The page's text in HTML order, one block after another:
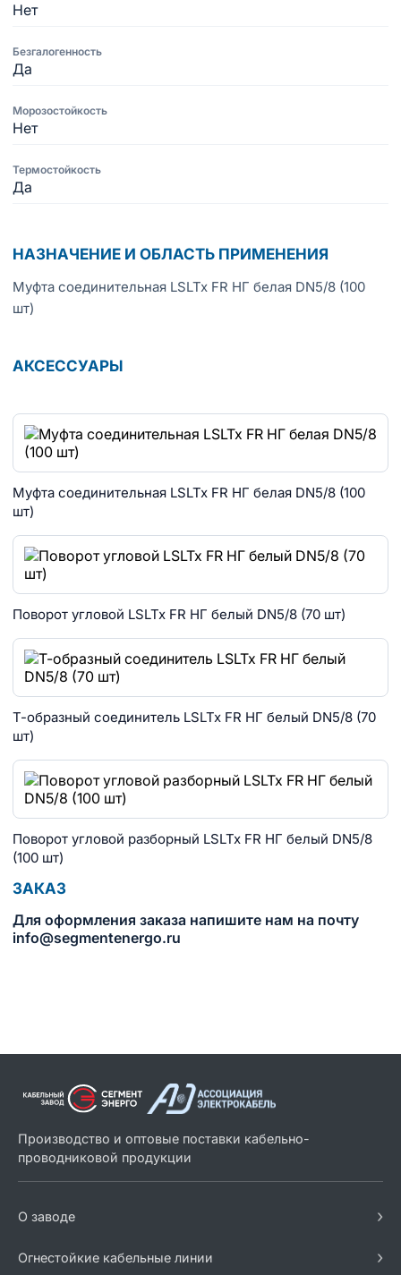
Нет
Безгалогенность
Да
Морозостойкость
Нет
Термостойкость
Да
НАЗНАЧЕНИЕ И ОБЛАСТЬ ПРИМЕНЕНИЯ
Муфта соединительная LSLTx FR НГ белая DN5/8 (100
шт)
АКСЕССУАРЫ
Муфта соединительная LSLTx FR НГ белая DN5/8 (100
шт)
Поворот угловой LSLTx FR НГ белый DN5/8 (70 шт)
Т-образный соединитель LSLTx FR НГ белый DN5/8 (70
шт)
Поворот угловой разборный LSLTx FR НГ белый DN5/8
(100 шт)
ЗАКАЗ
Для оформления заказа напишите нам на почту
info@segmentenergo.ru
Производство и оптовые поставки кабельно-
проводниковой продукции
О заводе ›
Огнестойкие кабельные линии ›